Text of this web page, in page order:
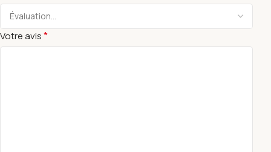
Votre avis*